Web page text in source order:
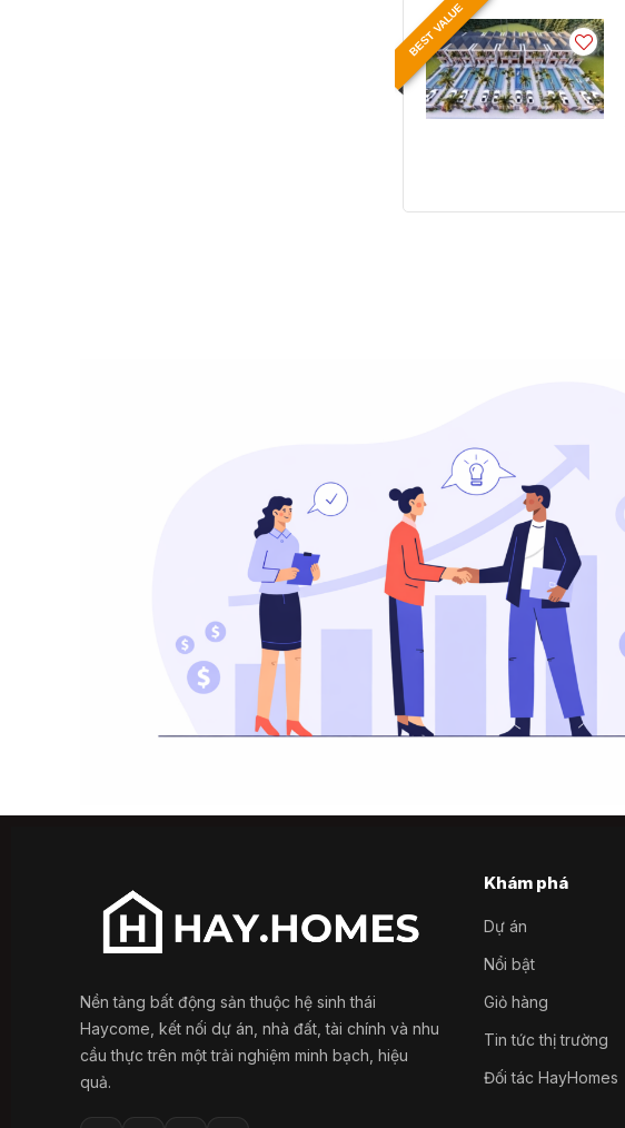
BEST VALUE
Nền tảng bất động sản thuộc hệ sinh thái
Haycome, kết nối dự án, nhà đất, tài chính và nhu
cầu thực trên một trải nghiệm minh bạch, hiệu
quả.
Khám phá
Dự án
Nổi bật
Giỏ hàng
Tin tức thị trường
Đối tác HayHomes